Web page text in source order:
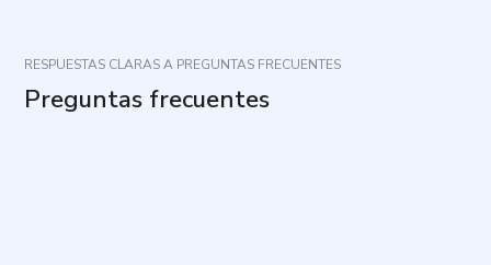
RESPUESTAS CLARAS A PREGUNTAS FRECUENTES
Preguntas frecuentes